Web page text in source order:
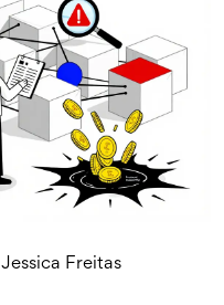
Jessica Freitas